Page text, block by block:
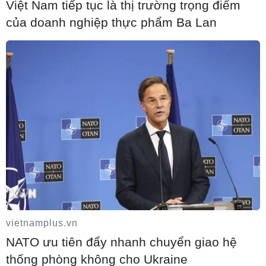
04/08/2026 10:58
Tỉnh Tuyên Quang còn 578 cơ sở giáo dục
sau sắp xếp trường lớp
03/08/2026 18:03
Trang bị kỹ năng, vốn tiếng Việt cho trẻ
em dân tộc thiểu số trước khi vào lớp 1
03/08/2026 10:41
Thủ khoa Trường Quản trị Kinh doanh
bật mí bí quyết duy trì thành tích xuất sắc
02/08/2026 16:16
Việt Nam tiếp tục là thị trường trọng điểm
của doanh nghiệp thực phẩm Ba Lan
vietnamplus.vn
NATO ưu tiên đẩy nhanh chuyển giao hệ
thống phòng không cho Ukraine